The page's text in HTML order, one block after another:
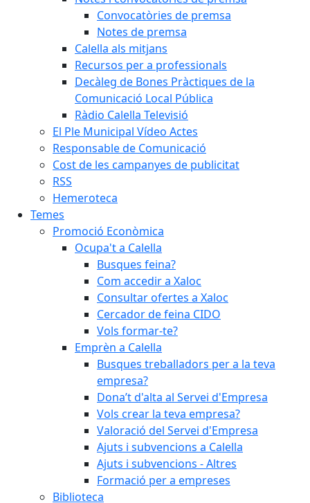
Convocatòries de premsa
Notes de premsa
Calella als mitjans
Recursos per a professionals
Decàleg de Bones Pràctiques de la
Comunicació Local Pública
Ràdio Calella Televisió
El Ple Municipal Vídeo Actes
Responsable de Comunicació
Cost de les campanyes de publicitat
RSS
Hemeroteca
Temes
Promoció Econòmica
Ocupa't a Calella
Busques feina?
Com accedir a Xaloc
Consultar ofertes a Xaloc
Cercador de feina CIDO
Vols formar-te?
Emprèn a Calella
Busques treballadors per a la teva
empresa?
Dona’t d'alta al Servei d'Empresa
Vols crear la teva empresa?
Valoració del Servei d'Empresa
Ajuts i subvencions a Calella
Ajuts i subvencions - Altres
Formació per a empreses
Biblioteca